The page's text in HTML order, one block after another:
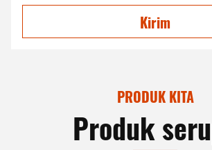
Kirim
PRODUK KITA
Produk